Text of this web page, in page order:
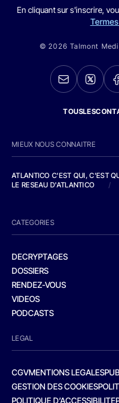
En cliquant sur s'inscrire,
© 2026 Talmont
MIEUX NOUS CONNAITRE
ATLANTICO C'EST QUI, C'EST
LE RESEAU D'ATLANTICO
/
CATEGORIES
DECRYPTAGES
DOSSIERS
RENDEZ-VOUS
VIDEOS
PODCASTS
LEGAL
CGVMENTIONS LEGALES
GESTION DES COOKIES
POLITIQUE D’ACCESSIBILITE